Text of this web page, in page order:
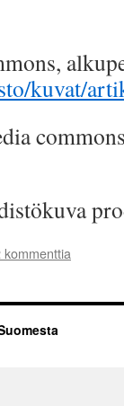
kuvat/
kommenttia